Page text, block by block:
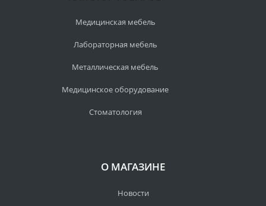
Медицинская мебель
Лабораторная мебель
Металлическая мебель
Медицинское оборудование
Стоматология
О МАГАЗИНЕ
Новости